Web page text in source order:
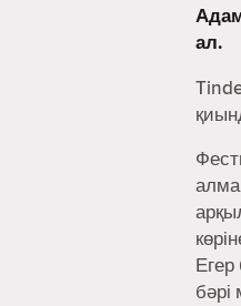
ал.
бәрі